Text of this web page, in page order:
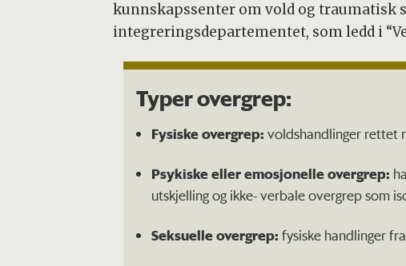
kunnskapssenter om vold og traumatisk
integreringsdepartementet, som ledd i
Typer overgrep:
Fysiske overgrep: voldshandlinger rettet
Psykiske eller emosjonelle overgrep:
utskjelling og ikke- verbale overgrep som
Seksuelle overgrep: fysiske handlinger